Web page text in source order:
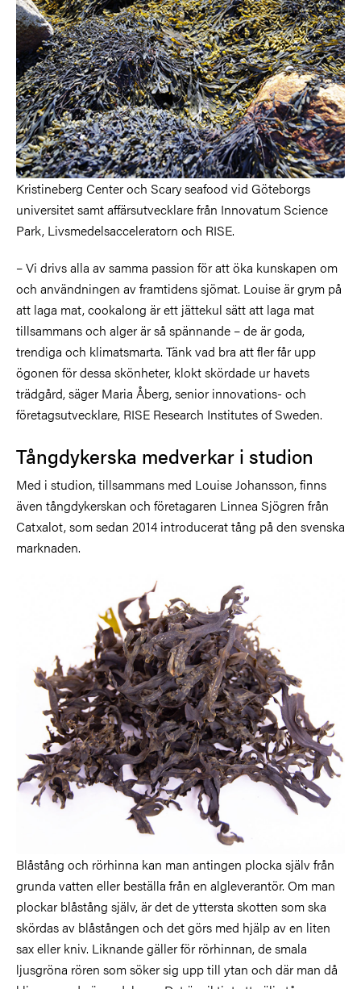
Kristineberg Center och Scary seafood vid Göteborgs
universitet samt affärsutvecklare från Innovatum Science
Park, Livsmedelsacceleratorn och RISE.
– Vi drivs alla av samma passion för att öka kunskapen om
och användningen av framtidens sjömat. Louise är grym på
att laga mat, cookalong är ett jättekul sätt att laga mat
tillsammans och alger är så spännande – de är goda,
trendiga och klimatsmarta. Tänk vad bra att fler får upp
ögonen för dessa skönheter, klokt skördade ur havets
trädgård, säger Maria Åberg, senior innovations- och
företagsutvecklare, RISE Research Institutes of Sweden.
Tångdykerska medverkar i studion
Med i studion, tillsammans med Louise Johansson, finns
även tångdykerskan och företagaren Linnea Sjögren från
Catxalot, som sedan 2014 introducerat tång på den svenska
marknaden.
Blåstång och rörhinna kan man antingen plocka själv från
grunda vatten eller beställa från en algleverantör. Om man
plockar blåstång själv, är det de yttersta skotten som ska
skördas av blåstången och det görs med hjälp av en liten
sax eller kniv. Liknande gäller för rörhinnan, de smala
ljusgröna rören som söker sig upp till ytan och där man då